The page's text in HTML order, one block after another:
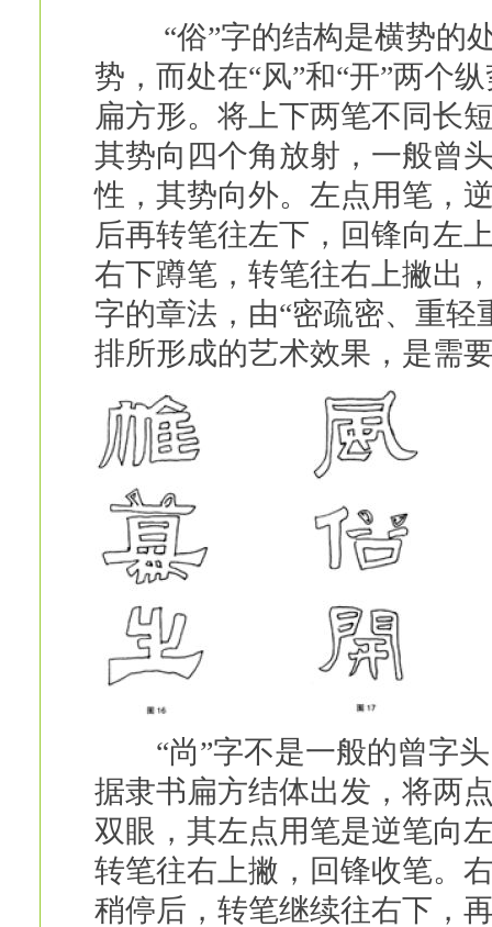
“俗”字的结构是横势的处
势，而处在“风”和“开”两个
扁方形。将上下两笔不同长
其势向四个角放射，一般曾
性，其势向外。左点用笔，
后再转笔往左下，回锋向左
右下蹲笔，转笔往右上撇出
字的章法，由“密疏密、重
排所形成的艺术效果，是需
“尚”字不是一般的曾字头
据隶书扁方结体出发，将两
双眼，其左点用笔是逆笔向
转笔往右上撇，回锋收笔。
稍停后，转笔继续往右下，